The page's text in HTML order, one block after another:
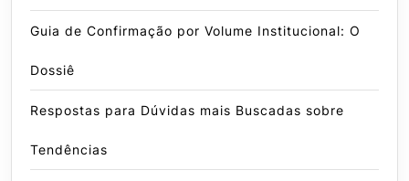
Guia de Confirmação por Volume Institucional: O
Dossiê
Respostas para Dúvidas mais Buscadas sobre
Tendências